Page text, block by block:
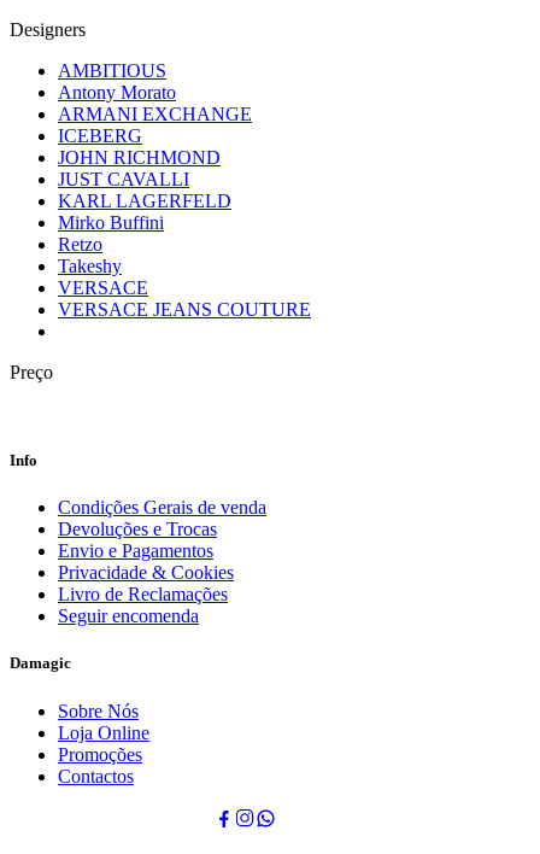
Designers
AMBITIOUS
Antony Morato
ARMANI EXCHANGE
ICEBERG
JOHN RICHMOND
JUST CAVALLI
KARL LAGERFELD
Mirko Buffini
Retzo
Takeshy
VERSACE
VERSACE JEANS COUTURE
Preço
Info
Condições Gerais de venda
Devoluções e Trocas
Envio e Pagamentos
Privacidade & Cookies
Livro de Reclamações
Seguir encomenda
Damagic
Sobre Nós
Loja Online
Promoções
Contactos